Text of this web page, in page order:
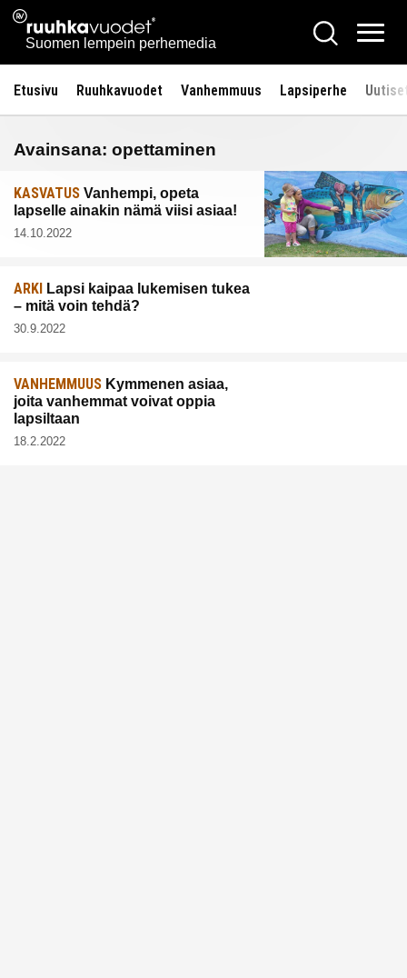
Siirry
sisältöön
Ruuhkavuodet.fi
Suomen lempein perhemedia
Hae
Etusivu Ruuhkavuodet Vanhemmuus Lapsiperhe
Avainsana: opettaminen
KASVATUS Vanhempi, opeta
lapselle ainakin nämä viisi asiaa!
14.10.2022
ARKI Lapsi kaipaa lukemisen tukea
– mitä voin tehdä?
30.9.2022
VANHEMMUUS Kymmenen asiaa,
joita vanhemmat voivat oppia
lapsiltaan
18.2.2022